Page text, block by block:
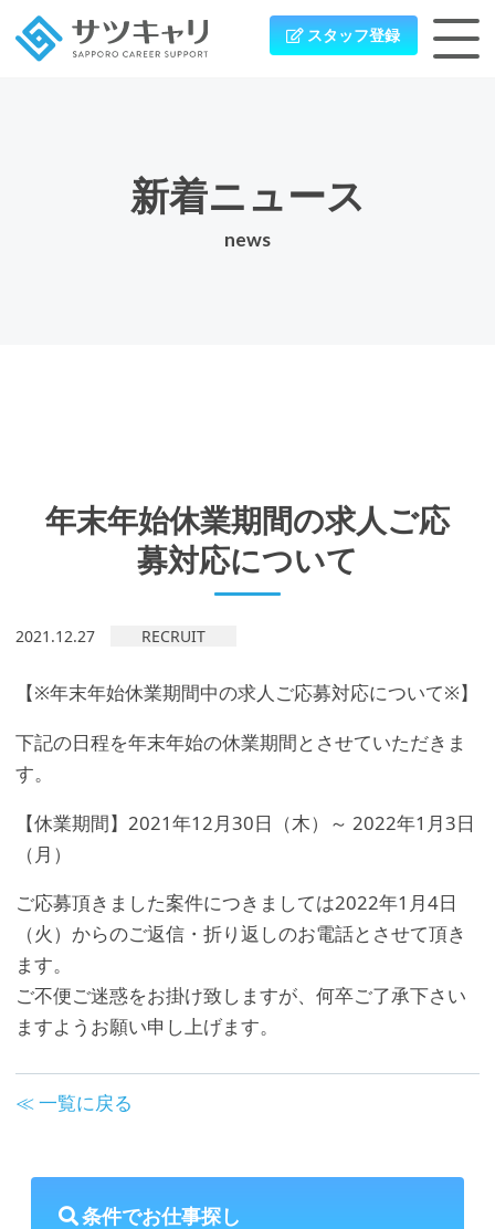
スタッフ登録
新着ニュース
news
年末年始休業期間の求人ご応
募対応について
2021.12.27 RECRUIT
【※年末年始休業期間中の求人ご応募対応について※】
下記の日程を年末年始の休業期間とさせていただきま
す。
【休業期間】2021年12月30日（木）～ 2022年1月3日
（月）
ご応募頂きました案件につきましては2022年1月4日
（火）からのご返信・折り返しのお電話とさせて頂き
ます。
ご不便ご迷惑をお掛け致しますが、何卒ご了承下さい
ますようお願い申し上げます。
≪ 一覧に戻る
条件でお仕事探し